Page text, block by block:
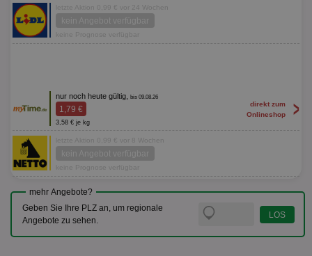
letzte Aktion 0,99 € vor 24 Wochen
kein Angebot verfügbar
keine Prognose verfügbar
nur noch heute gültig, bis 09.08.26
1,79 €
3,58 € je kg
direkt zum
Onlineshop
>
letzte Aktion 0,99 € vor 8 Wochen
kein Angebot verfügbar
keine Prognose verfügbar
mehr Angebote?
Geben Sie Ihre PLZ an, um regionale
Angebote zu sehen.